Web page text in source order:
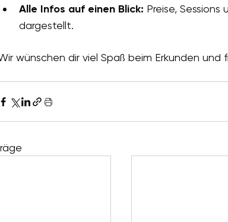
Alle Infos auf einen Blick: Preise,
dargestellt.
wünschen dir viel Spaß beim Erkunden